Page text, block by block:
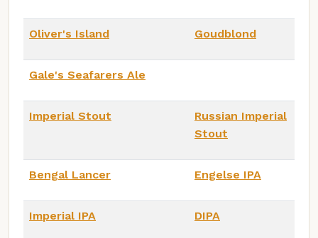
Oliver's Island Goudblond
Gale's Seafarers Ale
Imperial Stout
Russian Imperial
Stout
Bengal Lancer Engelse IPA
Imperial IPA DIPA